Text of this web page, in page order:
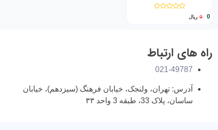
0
0 ریال
راه های ارتباط
021-49787
آدرس: تهران، ولنجک، خیابان فرهنگ (سیزدهم)، خیابان
ساسان، پلاک 33، طبقه 3 واحد ۳۳